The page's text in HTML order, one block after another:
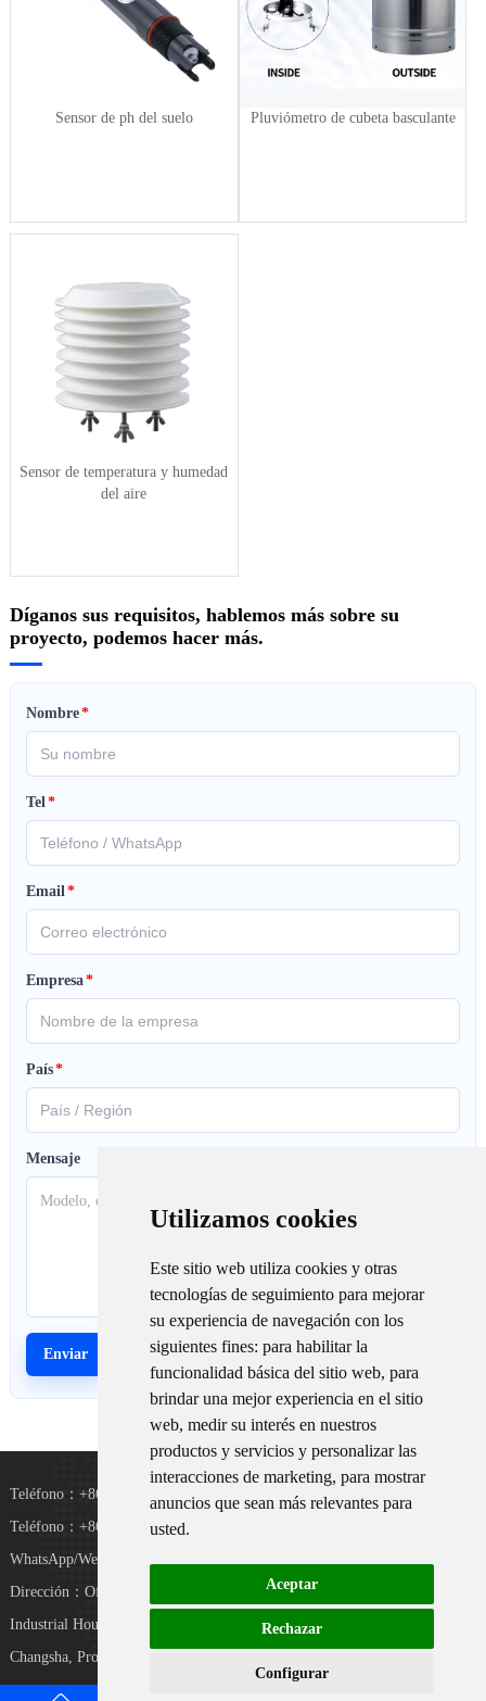
Utilizamos cookies
Este sitio web utiliza cookies y otras
tecnologías de seguimiento para mejorar
su experiencia de navegación con los
siguientes fines: para habilitar la
funcionalidad básica del sitio web, para
brindar una mejor experiencia en el sitio
web, medir su interés en nuestros
productos y servicios y personalizar las
interacciones de marketing, para mostrar
anuncios que sean más relevantes para
usted.
Aceptar
Rechazar
Configurar
Sensor de ph del suelo Pluviómetro de cubeta basculante
Sensor de temperatura y humedad
del aire
Díganos sus requisitos, hablemos más sobre su
proyecto, podemos hacer más.
Nombre*
Tel *
Email *
Empresa*
País*
Mensaje
TiKToK
Teléfono：+8615367865107
Teléfono：+8618073152920
WhatsApp/WeChat：+8615367865107
Dirección：Oficina 102, Distrito D, Parque
Industrial Houhu, Distrito Yuelu, Ciudad de
Changsha, Provincia de Hunan, China